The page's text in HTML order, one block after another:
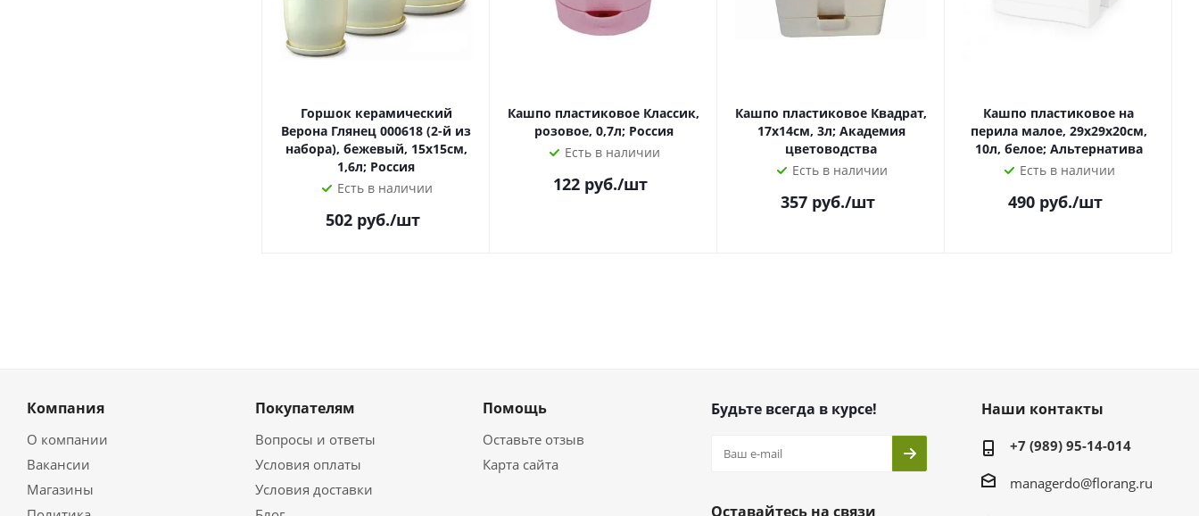
Горшок керамический
Верона Глянец 000618 (2-й из
набора), бежевый, 15х15см,
1,6л; Россия
Есть в наличии
502 руб./шт
Кашпо пластиковое Классик,
розовое, 0,7л; Россия
Есть в наличии
122 руб./шт
Кашпо пластиковое Квадрат,
17х14см, 3л; Академия
цветоводства
Есть в наличии
357 руб./шт
Кашпо пластиковое на
перила малое, 29х29х20см,
10л, белое; Альтернатива
Есть в наличии
490 руб./шт
Компания
О компании
Вакансии
Магазины
Покупателям
Вопросы и ответы
Условия оплаты
Условия доставки
Помощь
Оставьте отзыв
Карта сайта
Будьте всегда в курсе!
Оставайтесь на связи
Наши контакты
+7 (989) 95-14-014
managerdo@florang.ru